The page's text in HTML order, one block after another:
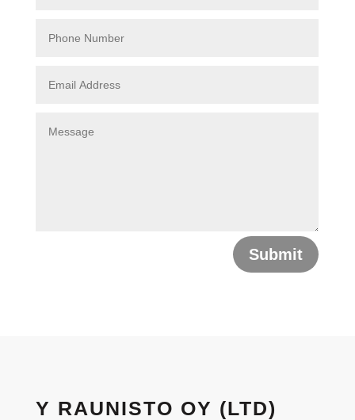
Submit
Y RAUNISTO OY (LTD)